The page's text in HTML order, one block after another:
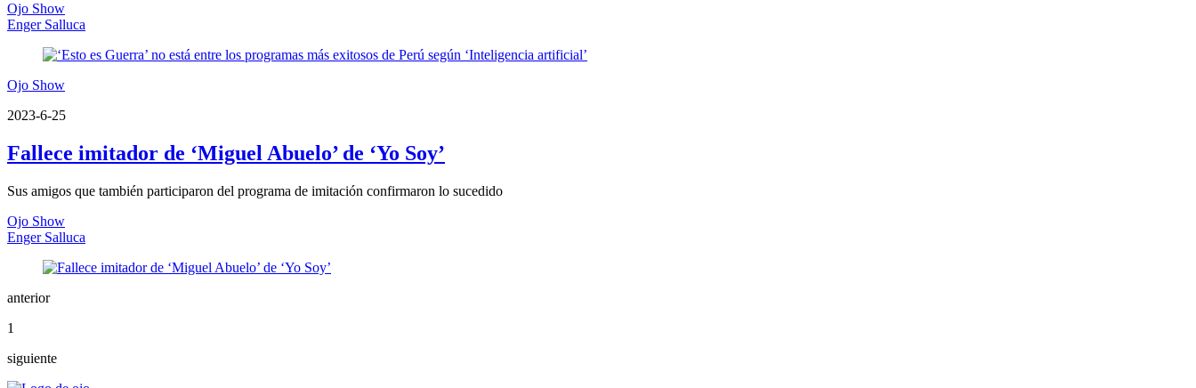
Ojo Show
Enger Salluca
Ojo Show
2023-6-25
Fallece imitador de ‘Miguel Abuelo’ de ‘Yo Soy’
Sus amigos que también participaron del programa de imitación confirmaron lo sucedido
Ojo Show
Enger Salluca
anterior
1
siguiente